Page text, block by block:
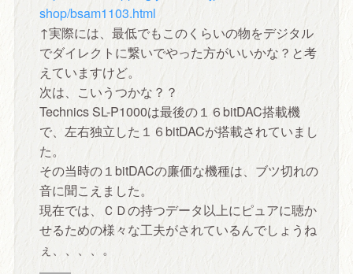
shop/bsam1103.html
↑実際には、最低でもこのくらいの物をデジタル
でダイレクトに繋いでやった方がいいかな？と考
えていますけど。
次は、こいうつかな？？
Technics SL-P1000は最後の１６bitDAC搭載機
で、左右独立した１６bitDACが搭載されていまし
た。
その当時の１bitDACの廉価な機種は、ブツ切れの
音に聞こえました。
現在では、ＣＤの持つデータ以上にピュアに聴か
せるための様々な工夫がされているんでしょうね
ぇ、、、、。